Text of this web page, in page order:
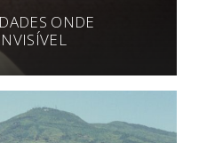
ONDE